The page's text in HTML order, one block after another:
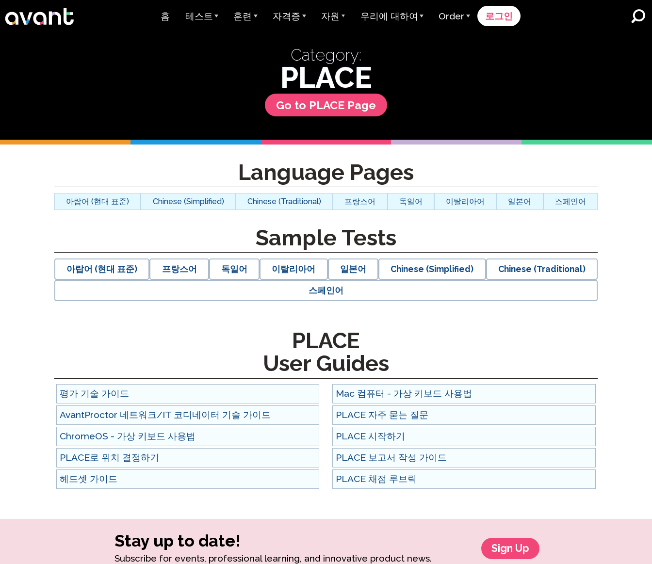
Skip to main content
홈
테스트
모든 STAMP 테스트
STAMP 4S
STAMP WS
STAMP Pro
STAMP 단일 언어
STAMP ASL을 위한
STAMP을 히브리어로
STAMP 라틴어용
테스트 언어
재시도 요청
훈련
아방 MORE 러닝
MEDLI (이중 언어 몰입)
MORE 학습에 연락하기
교사 자격증
자격증
Avant 디지털 배지
양언어 구사 주 씰
글로벌 양언어 숙달 인증서
자원
사용자 가이드
글쓰기 예시
STAMP 개인 보고서
Clever
Ellevation
STAMP 그룹 로스터링
비디오 튜토리얼
숙박 시설
블로그
이벤트
우리에 대하여
우리가 봉사하는 대상
우리 팀
평가자 & 평가 등급
신뢰 & 준수
Order 로그인
Category:
PLACE
Go to PLACE Page
Language Pages
아랍어 (현대 표준) Chinese (Simplified) Chinese (Traditional) 프랑스어 독일어 이탈리아어 일본어 스페인어
Sample Tests
아랍어 (현대 표준) 프랑스어 독일어 이탈리아어 일본어 Chinese (Simplified) Chinese (Traditional)
스페인어
PLACE
User Guides
평가 기술 가이드
AvantProctor 네트워크/IT 코디네이터 기술 가이드
ChromeOS - 가상 키보드 사용법
PLACE로 위치 결정하기
헤드셋 가이드
Mac 컴퓨터 - 가상 키보드 사용법
PLACE 자주 묻는 질문
PLACE 시작하기
PLACE 보고서 작성 가이드
PLACE 채점 루브릭
Stay up to date!
Subscribe for events, professional learning, and innovative product news.
Sign Up